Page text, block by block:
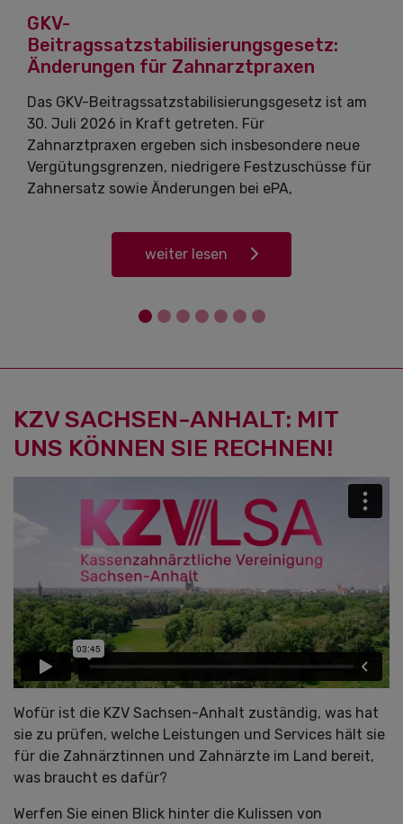
GKV-
Beitragssatzstabilisierungsgesetz:
Änderungen für Zahnarztpraxen
Das GKV-Beitragssatzstabilisierungsgesetz ist am
30. Juli 2026 in Kraft getreten. Für
Zahnarztpraxen ergeben sich insbesondere neue
Vergütungsgrenzen, niedrigere Festzuschüsse für
Zahnersatz sowie Änderungen bei ePA,
weiter lesen
KZV SACHSEN-ANHALT: MIT
UNS KÖNNEN SIE RECHNEN!
Wofür ist die KZV Sachsen-Anhalt zuständig, was hat
sie zu prüfen, welche Leistungen und Services hält sie
für die Zahnärztinnen und Zahnärzte im Land bereit,
was braucht es dafür?
Werfen Sie einen Blick hinter die Kulissen von